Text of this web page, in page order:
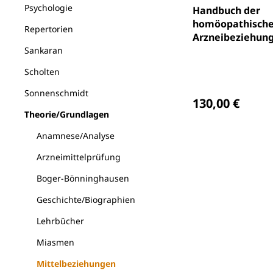
Psychologie
Repertorien
Sankaran
Scholten
Sonnenschmidt
Theorie/Grundlagen
Anamnese/Analyse
Arzneimittelprüfung
Boger-Bönninghausen
Geschichte/Biographien
Lehrbücher
Miasmen
Mittelbeziehungen
Handbuch der
130,00 €